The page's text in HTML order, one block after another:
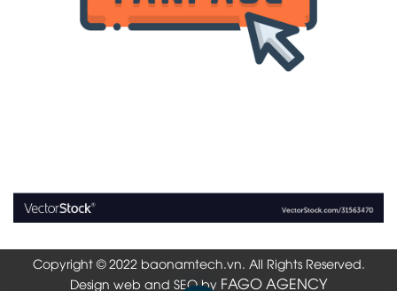
Copyright © 2022 baonamtech.vn. All Rights Reserved.
Design web and SEO by FAGO AGENCY